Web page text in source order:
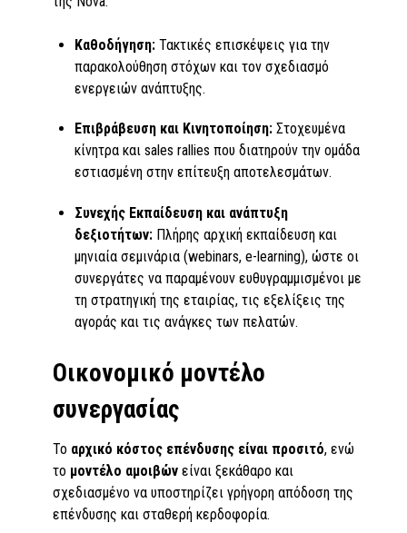
Καθοδήγηση: Τακτικές επισκέψεις για την
παρακολούθηση στόχων και τον σχεδιασμό
ενεργειών ανάπτυξης.
Επιβράβευση και Κινητοποίηση: Στοχευμένα
κίνητρα και sales rallies που διατηρούν την ομάδα
εστιασμένη στην επίτευξη αποτελεσμάτων.
Συνεχής Εκπαίδευση και ανάπτυξη
δεξιοτήτων: Πλήρης αρχική εκπαίδευση και
μηνιαία σεμινάρια (webinars, e-learning), ώστε οι
συνεργάτες να παραμένουν ευθυγραμμισμένοι με
τη στρατηγική της εταιρίας, τις εξελίξεις της
αγοράς και τις ανάγκες των πελατών.
Οικονομικό μοντέλο
συνεργασίας
Το αρχικό κόστος επένδυσης είναι προσιτό, ενώ
το μοντέλο αμοιβών είναι ξεκάθαρο και
σχεδιασμένο να υποστηρίζει γρήγορη απόδοση της
επένδυσης και σταθερή κερδοφορία.